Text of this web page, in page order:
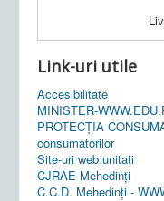
Link-uri utile
Accesibilitate
MINISTER-
PROTECȚIA
consumatorilor
Site-uri web unitati
CJRAE Mehedinți
C.C.D. Mehedinţi -